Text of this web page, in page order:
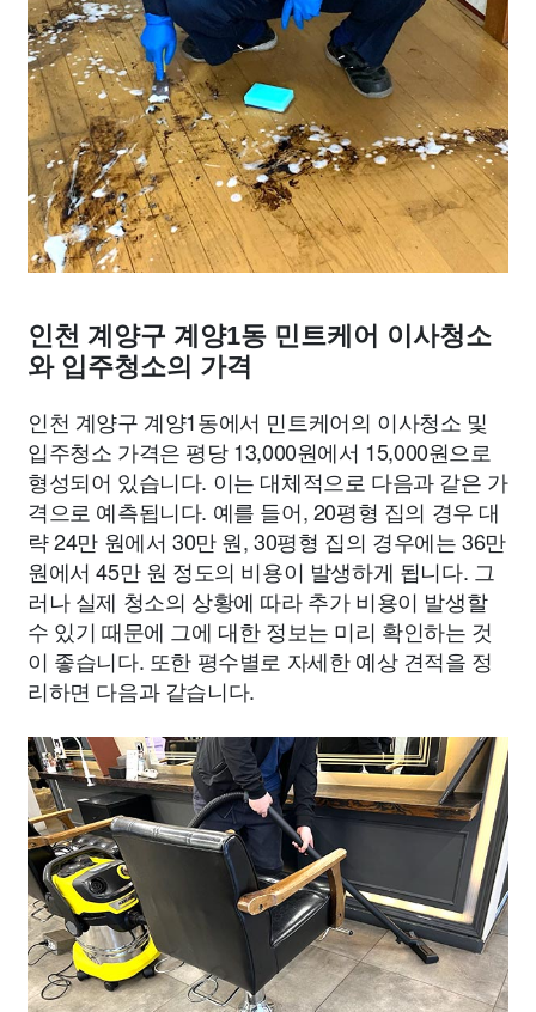
인천 계양구 계양1동 민트케어 이사청소
와 입주청소의 가격
인천 계양구 계양1동에서 민트케어의 이사청소 및
입주청소 가격은 평당 13,000원에서 15,000원으로
형성되어 있습니다. 이는 대체적으로 다음과 같은 가
격으로 예측됩니다. 예를 들어, 20평형 집의 경우 대
략 24만 원에서 30만 원, 30평형 집의 경우에는 36만
원에서 45만 원 정도의 비용이 발생하게 됩니다. 그
러나 실제 청소의 상황에 따라 추가 비용이 발생할
수 있기 때문에 그에 대한 정보는 미리 확인하는 것
이 좋습니다. 또한 평수별로 자세한 예상 견적을 정
리하면 다음과 같습니다.